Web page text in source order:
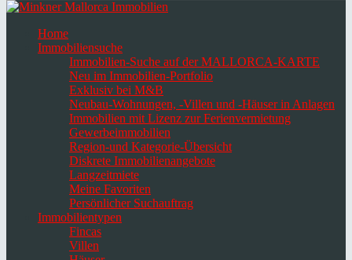
Home
Immobiliensuche
Immobilien-Suche auf der MALLORCA-KARTE
Neu im Immobilien-Portfolio
Exklusiv bei M&B
Neubau-Wohnungen, -Villen und -Häuser in Anlagen
Immobilien mit Lizenz zur Ferienvermietung
Gewerbeimmobilien
Region-und Kategorie-Übersicht
Diskrete Immobilienangebote
Langzeitmiete
Meine Favoriten
Persönlicher Suchauftrag
Immobilientypen
Fincas
Villen